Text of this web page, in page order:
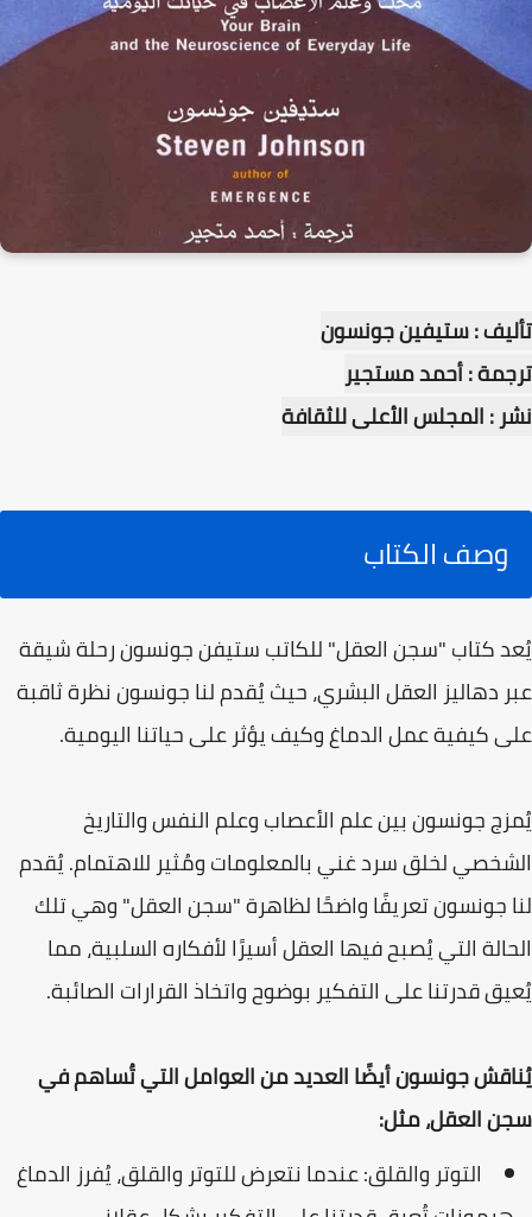
تأليف : ستيفين جونسون
ترجمة : أحمد مستجير
نشر : المجلس الأعلى للثقافة
وصف الكتاب
يُعد كتاب "سجن العقل" للكاتب ستيفن جونسون رحلة شيقة
عبر دهاليز العقل البشري، حيث يُقدم لنا جونسون نظرة ثاقبة
على كيفية عمل الدماغ وكيف يؤثر على حياتنا اليومية.
يُمزج جونسون بين علم الأعصاب وعلم النفس والتاريخ
الشخصي لخلق سرد غني بالمعلومات ومُثير للاهتمام. يُقدم
لنا جونسون تعريفًا واضحًا لظاهرة "سجن العقل" وهي تلك
الحالة التي يُصبح فيها العقل أسيرًا لأفكاره السلبية، مما
يُعيق قدرتنا على التفكير بوضوح واتخاذ القرارات الصائبة.
يُناقش جونسون أيضًا العديد من العوامل التي تُساهم في
سجن العقل، مثل:
التوتر والقلق: عندما نتعرض للتوتر والقلق، يُفرز الدماغ